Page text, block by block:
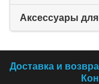
Аксессуары
Доставка и